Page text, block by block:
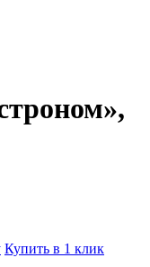
Купить в 1 клик